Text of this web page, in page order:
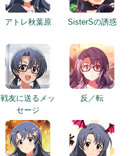
アトレ秋葉原 SisterSの誘惑
戦友に送るメッ
セージ
反／転